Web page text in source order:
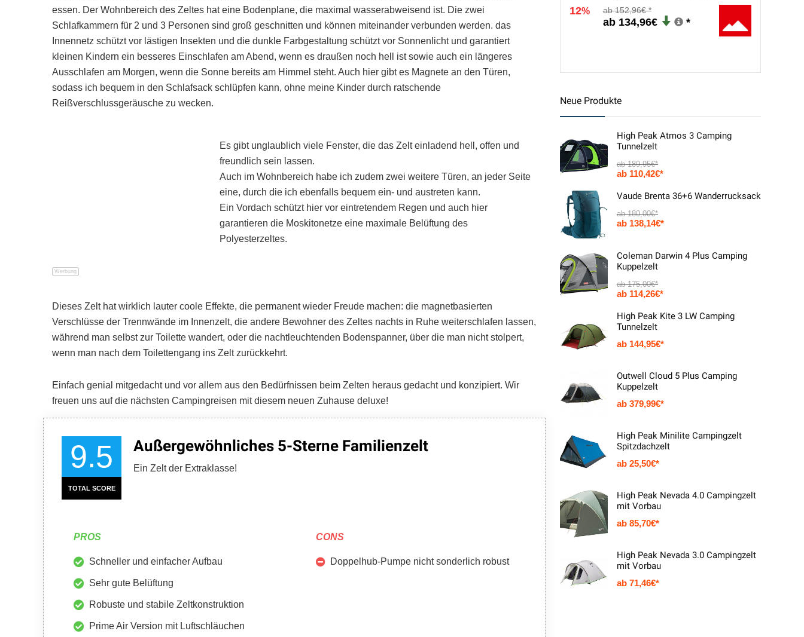
essen. Der Wohnbereich des Zeltes hat eine Bodenplane, die maximal wasserabweisend ist. Die zwei
Schlafkammern für 2 und 3 Personen sind groß geschnitten und können miteinander verbunden werden. das
Innennetz schützt vor lästigen Insekten und die dunkle Farbgestaltung schützt vor Sonnenlicht und garantiert
kleinen Kindern ein besseres Einschlafen am Abend, wenn es draußen noch hell ist sowie auch ein längeres
Ausschlafen am Morgen, wenn die Sonne bereits am Himmel steht. Auch hier gibt es Magnete an den Türen,
sodass ich bequem in den Schlafsack schlüpfen kann, ohne meine Kinder durch ratschende
Reißverschlussgeräusche zu wecken.
Es gibt unglaublich viele Fenster, die das Zelt einladend hell, offen und
freundlich sein lassen.
Auch im Wohnbereich habe ich zudem zwei weitere Türen, an jeder Seite
eine, durch die ich ebenfalls bequem ein- und austreten kann.
Ein Vordach schützt hier vor eintretendem Regen und auch hier
garantieren die Moskitonetze eine maximale Belüftung des
Polyesterzeltes.
Dieses Zelt hat wirklich lauter coole Effekte, die permanent wieder Freude machen: die magnetbasierten
Verschlüsse der Trennwände im Innenzelt, die andere Bewohner des Zeltes nachts in Ruhe weiterschlafen lassen,
während man selbst zur Toilette wandert, oder die nachtleuchtenden Bodenspanner, über die man nicht stolpert,
wenn man nach dem Toilettengang ins Zelt zurückkehrt.
Einfach genial mitgedacht und vor allem aus den Bedürfnissen beim Zelten heraus gedacht und konzipiert. Wir
freuen uns auf die nächsten Campingreisen mit diesem neuen Zuhause deluxe!
9.5
TOTAL SCORE
Außergewöhnliches 5-Sterne Familienzelt
Ein Zelt der Extraklasse!
PROS
Schneller und einfacher Aufbau
Sehr gute Belüftung
Robuste und stabile Zeltkonstruktion
Prime Air Version mit Luftschläuchen
CONS
Doppelhub-Pumpe nicht sonderlich robust
12% 152,96€
134,96€
Neue Produkte
High Peak Atmos 3 Camping
Tunnelzelt
189,95€
110,42€
Vaude Brenta 36+6 Wanderrucksack
180,00€
138,14€
Coleman Darwin 4 Plus Camping
Kuppelzelt
175,00€
114,26€
High Peak Kite 3 LW Camping
Tunnelzelt
144,95€
Outwell Cloud 5 Plus Camping
Kuppelzelt
379,99€
High Peak Minilite Campingzelt
Spitzdachzelt
25,50€
High Peak Nevada 4.0 Campingzelt
mit Vorbau
85,70€
High Peak Nevada 3.0 Campingzelt
mit Vorbau
71,46€